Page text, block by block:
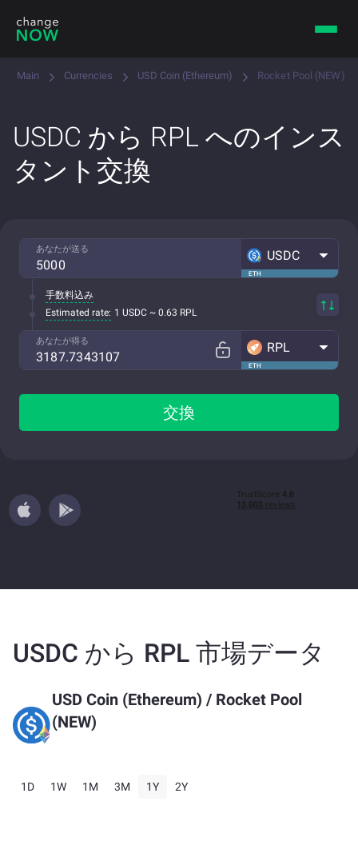
Main Currencies USD Coin (Ethereum) Rocket Pool (NEW)
USDC から RPL へのインス
タント交換
あなたが送る
ETH
USDC
手数料込み
Estimated rate: 1 USDC ~ 0.63 RPL
あなたが得る
ETH
RPL
交換
USDC から RPL 市場データ
USD Coin (Ethereum) / Rocket Pool
(NEW)
1D 1W 1M 3M 1Y 2Y